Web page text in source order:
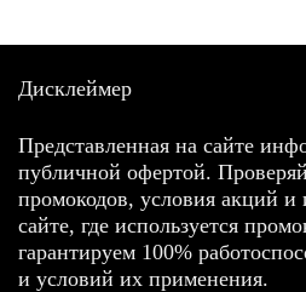
Дисклеймер
Представленная на сайте
публичной офертой.
промокодов, условия акций и
сайте, где используется
гарантируем 100%
и условий их применения.